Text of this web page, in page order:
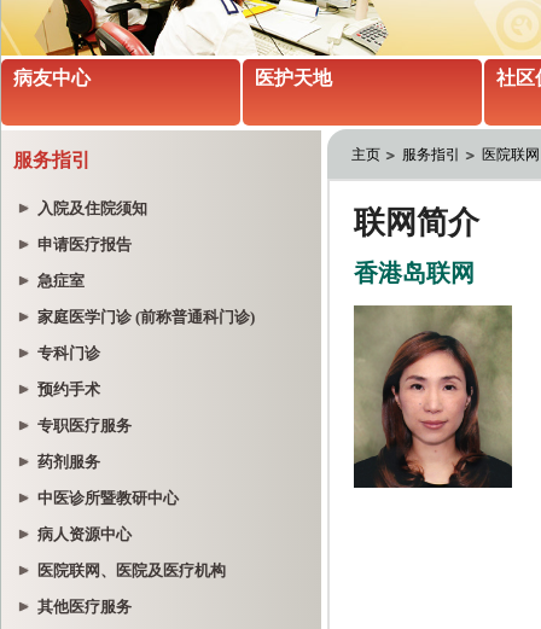
病友中心 医护天地 社区
服务指引
入院及住院须知
申请医疗报告
急症室
家庭医学门诊 (前称普通科门诊)
专科门诊
预约手术
专职医疗服务
药剂服务
中医诊所暨教研中心
病人资源中心
医院联网、医院及医疗机构
其他医疗服务
主页 服务指引 医院联